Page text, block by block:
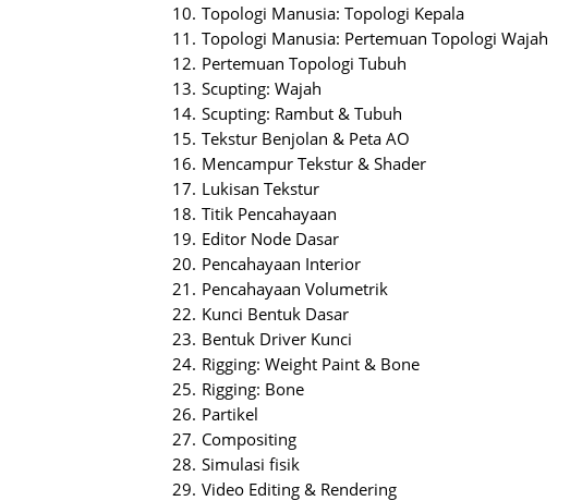
Topologi Manusia: Topologi Kepala
Topologi Manusia: Pertemuan Topologi Wajah
Pertemuan Topologi Tubuh
Scupting: Wajah
Scupting: Rambut & Tubuh
Tekstur Benjolan & Peta AO
Mencampur Tekstur & Shader
Lukisan Tekstur
Titik Pencahayaan
Editor Node Dasar
Pencahayaan Interior
Pencahayaan Volumetrik
Kunci Bentuk Dasar
Bentuk Driver Kunci
Rigging: Weight Paint & Bone
Rigging: Bone
Partikel
Compositing
Simulasi fisik
Video Editing & Rendering